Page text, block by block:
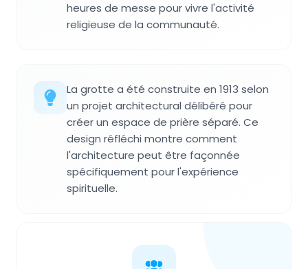
heures de messe pour vivre l'activité
religieuse de la communauté.
La grotte a été construite en 1913 selon
un projet architectural délibéré pour
créer un espace de prière séparé. Ce
design réfléchi montre comment
l'architecture peut être façonnée
spécifiquement pour l'expérience
spirituelle.